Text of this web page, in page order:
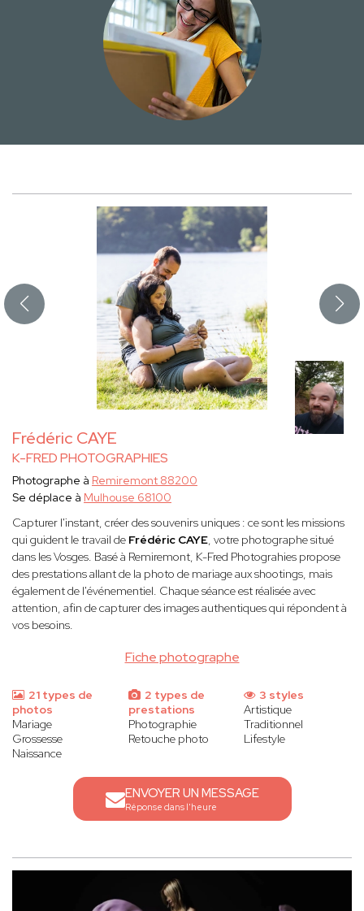
Frédéric CAYE
K-FRED PHOTOGRAPHIES
Fiche photographe
Photographe à Remiremont 88200
Se déplace à Mulhouse 68100
Capturer l'instant, créer des souvenirs uniques : ce sont les missions
qui guident le travail de Frédéric CAYE, votre photographe situé
dans les Vosges. Basé à Remiremont, K-Fred Photograhies propose
des prestations allant de la photo de mariage aux shootings, mais
également de l'événementiel. Chaque séance est réalisée avec
attention, afin de capturer des images authentiques qui répondent à
vos besoins.
21 types de
photos
Mariage
Grossesse
Naissance
2 types de
prestations
Photographie
Retouche photo
3 styles
Artistique
Traditionnel
Lifestyle
ENVOYER UN MESSAGE
Réponse dans l'heure